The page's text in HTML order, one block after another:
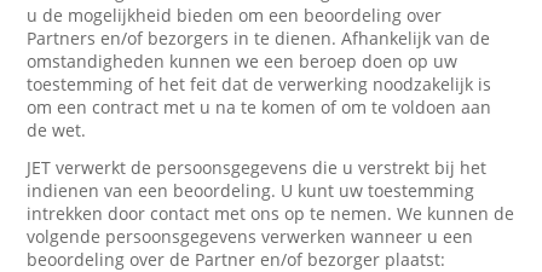
u de mogelijkheid bieden om een beoordeling over
Partners en/of bezorgers in te dienen. Afhankelijk van de
omstandigheden kunnen we een beroep doen op uw
toestemming of het feit dat de verwerking noodzakelijk is
om een contract met u na te komen of om te voldoen aan
de wet.
JET verwerkt de persoonsgegevens die u verstrekt bij het
indienen van een beoordeling. U kunt uw toestemming
intrekken door contact met ons op te nemen. We kunnen de
volgende persoonsgegevens verwerken wanneer u een
beoordeling over de Partner en/of bezorger plaatst: